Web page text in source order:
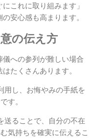
これに取り組みます」
安心感も高まります。
の伝え方
への参列が難しい場合
たくさんあります。
用し、お悔やみの手紙を
す。
送ることで、自分の不在
気持ちを確実に伝えるこ